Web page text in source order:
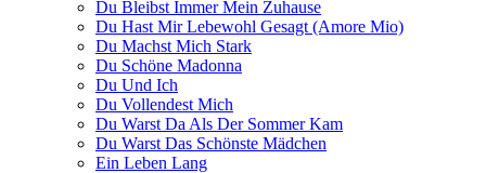
Du Bleibst Immer Mein Zuhause
Du Hast Mir Lebewohl Gesagt (Amore Mio)
Du Machst Mich Stark
Du Schöne Madonna
Du Und Ich
Du Vollendest Mich
Du Warst Da Als Der Sommer Kam
Du Warst Das Schönste Mädchen
Ein Leben Lang